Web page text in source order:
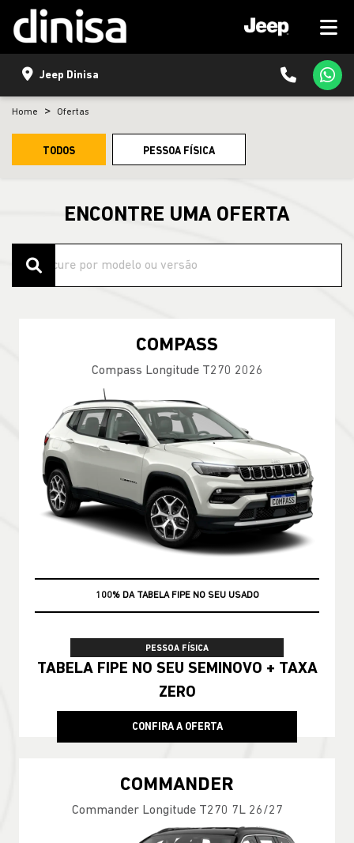
Jeep Dinisa
Home Ofertas
TODOS PESSOA FÍSICA
ENCONTRE UMA OFERTA
COMPASS
Compass Longitude T270 2026
100% DA TABELA FIPE NO SEU USADO
PESSOA FÍSICA
TABELA FIPE NO SEU SEMINOVO + TAXA
ZERO
CONFIRA A OFERTA
COMMANDER
Commander Longitude T270 7L 26/27